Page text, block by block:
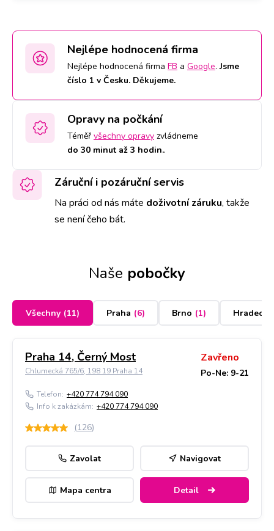
Nejlépe hodnocená firma
Nejlépe hodnocená firma FB a Google.Jsme
číslo 1 v Česku. Děkujeme.
Opravy na počkání
Téměř všechny opravy zvládneme
do 30 minut až 3 hodin..
Záruční i pozáruční servis
Na práci od nás máte doživotní záruku, takže
se není čeho bát.
Naše pobočky
Všechny (11) Praha (6) Brno (1) Hradec
Praha 14, Černý Most
Chlumecká 765/6, 198 19 Praha 14
Zavřeno
Po-Ne: 9-21
Telefon: +420 774 794 090
Info k zakázkám: +420 774 794 090
(126)
Zavolat Navigovat
Mapa centra Detail